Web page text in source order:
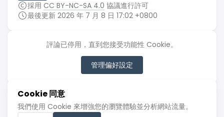
採用 CC BY-NC-SA 4.0 協議進行許可
最後更新 2026 年 7 月 8 日 17:02 +0800
評論已停用，直到您接受功能性 Cookie。
管理偏好設定
© 2022 - 2026 亂筆
Cookie 同意
我們使用 Cookie 來增強您的瀏覽體驗並分析網站流量。